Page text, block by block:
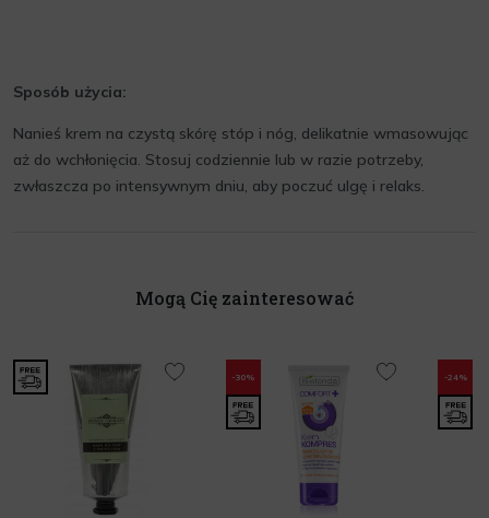
Sposób użycia:
Nanieś krem na czystą skórę stóp i nóg, delikatnie wmasowując
aż do wchłonięcia. Stosuj codziennie lub w razie potrzeby,
zwłaszcza po intensywnym dniu, aby poczuć ulgę i relaks.
Mogą Cię zainteresować
-30% -24%